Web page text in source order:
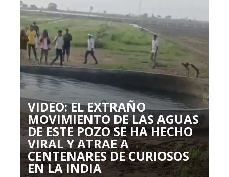
VIDEO: EL EXTRAÑO
MOVIMIENTO DE LAS AGUAS
DE ESTE POZO SE HA HECHO
VIRAL Y ATRAE A
CENTENARES DE CURIOSOS
EN LA INDIA